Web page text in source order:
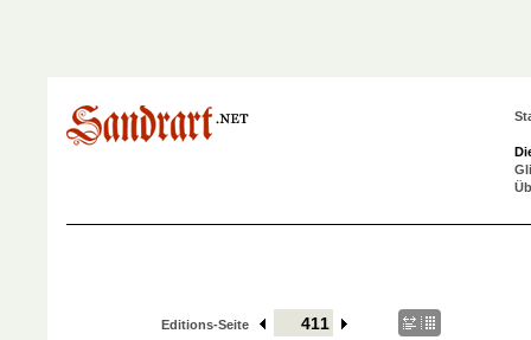
Editions-Seite